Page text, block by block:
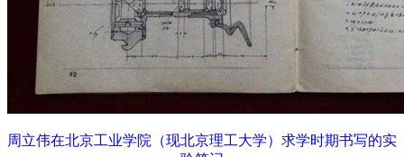
周立伟在北京工业学院（现北京理工大学）求学时期书写的实